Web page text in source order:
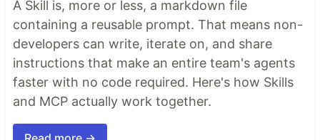
A Skill is, more or less, a markdown file
containing a reusable prompt. That means non-
developers can write, iterate on, and share
instructions that make an entire team's agents
faster with no code required. Here's how Skills
and MCP actually work together.